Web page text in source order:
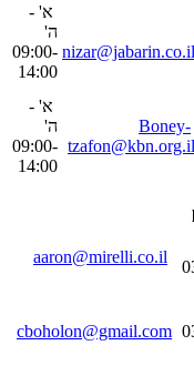
nizar@jabarin.co.il
א' -
ה'
09:00-
14:00
Boney-
tzafon@kbn.org.il
א' -
ה'
09:00-
14:00
aaron@mirelli.co.il
cboholon@gmail.com